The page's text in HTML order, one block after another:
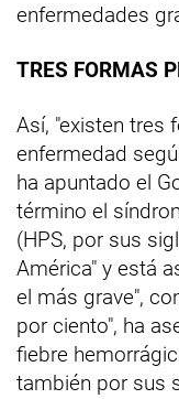
enfermedades
TRES FORMAS
Así, "existen tres
enfermedad
ha apuntado el
término el
(HPS, por sus
América" y está
el más grave",
por ciento", ha
fiebre
también por sus